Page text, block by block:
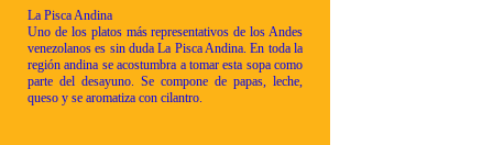
La Pisca Andina
Uno de los platos más representativos de los Andes
venezolanos es sin duda La Pisca Andina. En toda la
región andina se acostumbra a tomar esta sopa como
parte del desayuno. Se compone de papas, leche,
queso y se aromatiza con cilantro.